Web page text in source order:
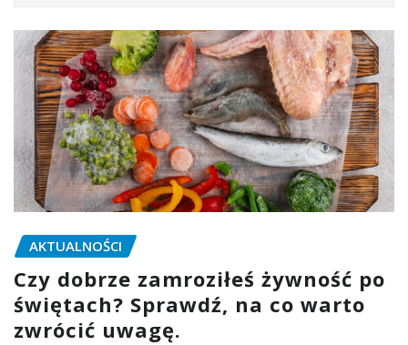
AKTUALNOŚCI
Czy dobrze zamroziłeś żywność po
świętach? Sprawdź, na co warto
zwrócić uwagę.